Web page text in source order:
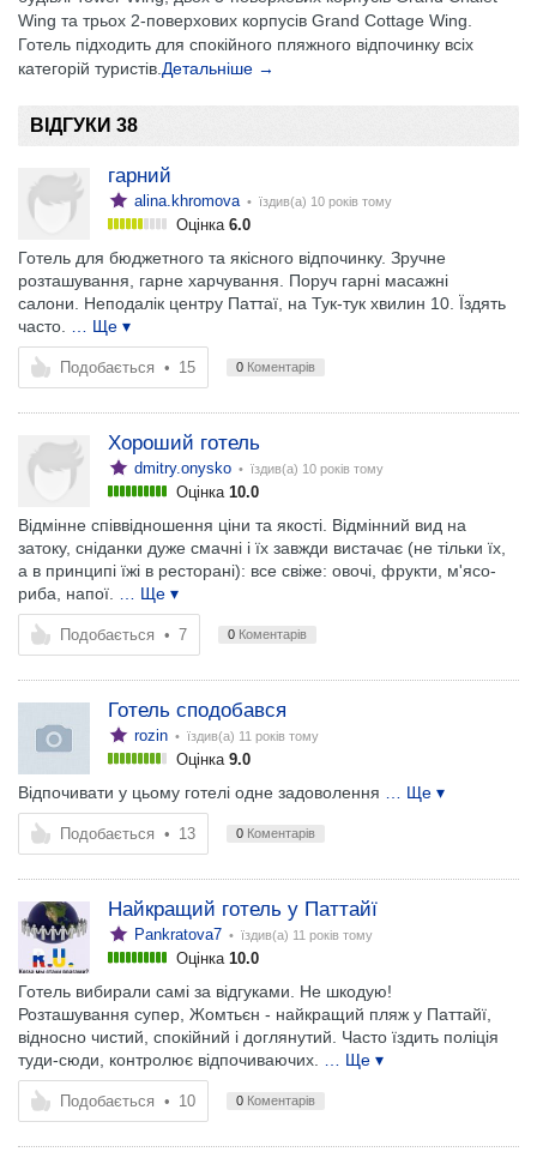
Wing та трьох 2-поверхових корпусів Grand Cottage Wing.
Готель підходить для спокійного пляжного відпочинку всіх
категорій туристів. Детальніше →
ВІДГУКИ 38
гарний
alina.khromova • їздив(а) 10 років тому
Оцінка 6.0
Готель для бюджетного та якісного відпочинку. Зручне
розташування, гарне харчування. Поруч гарні масажні
салони. Неподалік центру Паттаї, на Тук-тук хвилин 10. Їздять
часто.
… Ще ▾
Подобається • 15 0 Коментарів
Хороший готель
dmitry.onysko • їздив(а) 10 років тому
Оцінка 10.0
Відмінне співвідношення ціни та якості. Відмінний вид на
затоку, сніданки дуже смачні і їх завжди вистачає (не тільки їх,
а в принципі їжі в ресторані): все свіже: овочі, фрукти, м'ясо-
риба, напої.
… Ще ▾
Подобається • 7 0 Коментарів
Готель сподобався
rozin • їздив(а) 11 років тому
Оцінка 9.0
Відпочивати у цьому готелі одне задоволення … Ще ▾
Подобається • 13 0 Коментарів
Найкращий готель у Паттайї
Pankratova7 • їздив(а) 11 років тому
Оцінка 10.0
Готель вибирали самі за відгуками. Не шкодую!
Розташування супер, Жомтьєн - найкращий пляж у Паттайї,
відносно чистий, спокійний і доглянутий. Часто їздить поліція
туди-сюди, контролює відпочиваючих.
… Ще ▾
Подобається • 10 0 Коментарів